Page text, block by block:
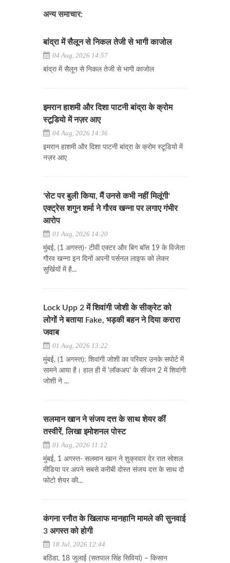
अन्य समाचार:
बांद्रा में सैलून से निकल तेजी से भागी काजोल
04 Aug, 2026 14:57
बांद्रा में सैलून से निकल तेजी से भागी काजोल
इमरान हाशमी और दिशा पाटनी बांद्रा के क्रोम
स्टूडियो में नज़र आए
04 Aug, 2026 14:36
इमरान हाशमी और दिशा पाटनी बांद्रा के क्रोम स्टूडियो में
नज़र आए
'सेट पर बुली किया, मैं उनसे कभी नहीं मिलूंगी'
एक्ट्रेस शगुन शर्मा ने गौरव खन्ना पर लगाए गंभीर
आरोप
01 Aug, 2026 14:20
मुंबई, (1 अगस्त)- टीवी एक्टर और बिग बाॅस 19 के विजेता
गौरव खन्ना इन दिनों अपनी पर्सनल लाइफ को लेकर
सुर्खियों में है...
Lock Upp 2 में शिवांगी जोशी के सीक्रेट को
लोगों ने बताया Fake, भड़की बहन ने दिया करारा
जवाब
01 Aug, 2026 13:22
मुंबई, (1 अगस्त): शिवांगी जोशी का परिवार उनके सपोर्ट में
सामने आया है। हाल ही में 'लॉकअप' के सीजन 2 में शिवांगी
जोशी ने ...
सलमान खान ने संजय दत्त के साथ शेयर कीं
तस्वीरें, लिखा इमोशनल पोस्ट
01 Aug, 2026 11:12
मुंबई, 1 अगस्त- सलमान खान ने शुक्रवार देर रात सोशल
मीडिया पर अपने सबसे करीबी दोस्त संजय दत्त के साथ दो
फोटो शेयर की...
कंगना रनौत के खिलाफ मानहानि मामले की सुनवाई
3 अगस्त को होगी
18 Jul, 2026 12:44
बठिंडा, 18 जुलाई (सतपाल सिंह सिवियां) – किसान